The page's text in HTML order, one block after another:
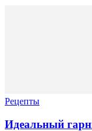
Рецепты
Идеальный